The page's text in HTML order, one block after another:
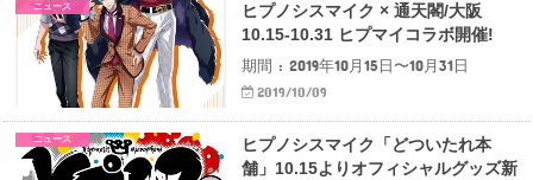
ニュース
ヒプノシスマイク × 通天閣/大阪
10.15-10.31 ヒプマイコラボ開催!
期間 : 2019年10月15日〜10月31日
2019/10/09
ニュース
ヒプノシスマイク「どついたれ本
舗」10.15よりオフィシャルグッズ新